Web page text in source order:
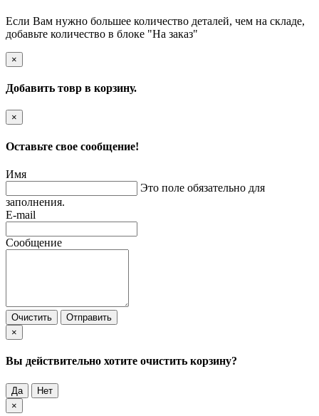
Если Вам нужно большее количество деталей, чем на складе,
добавьте количество в блоке "На заказ"
×
Добавить товр в корзину.
×
Оставьте свое сообщение!
Имя
Это поле обязательно для
заполнения.
E-mail
Сообщение
Очистить
Отправить
×
Вы действительно хотите очистить корзину?
Да
Нет
×